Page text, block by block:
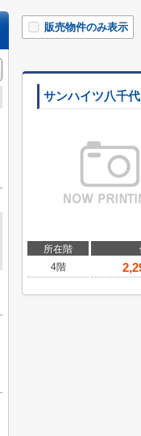
販売物件のみ表示
サンハイツ八千
所在階
4階